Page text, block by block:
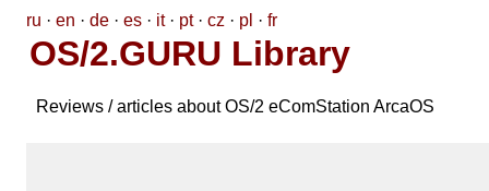
ru · en · de · es · it· pt· cz · pl · fr
OS/2.GURU Library
Reviews / articles about OS/2 eComStation ArcaOS